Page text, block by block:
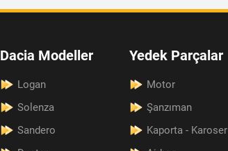
Dacia Modeller
Logan
Solenza
Sandero
Yedek Parçalar
Motor
Şanzıman
Kaporta - Karoser